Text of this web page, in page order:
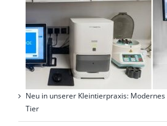
Neu in unserer Kleintierpraxis: Modernes
Tier